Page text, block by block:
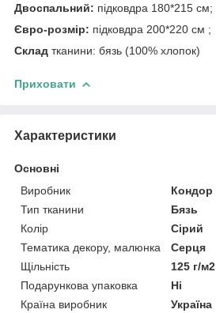
Двоспальний: підковдра 180*215 см;
Євро-розмір: підковдра 200*220 см ;
Склад тканини: бязь (100% хлопок)
Приховати
Характеристики
Основні
Виробник
Кондор
Тип тканини
Бязь
Колір
Сірий
Тематика декору, малюнка
Серця
Щільність
125 г/м2
Подарункова упаковка
Ні
Країна виробник
Україна